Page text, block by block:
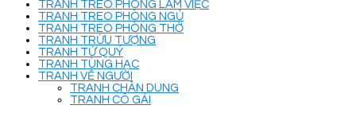
TRANH TREO PHÒNG LÀM VIỆC
TRANH TREO PHÒNG NGỦ
TRANH TREO PHÒNG THỜ
TRANH TRỪU TƯỢNG
TRANH TỨ QUÝ
TRANH TÙNG HẠC
TRANH VẼ NGƯỜI
TRANH CHÂN DUNG
TRANH CÔ GÁI